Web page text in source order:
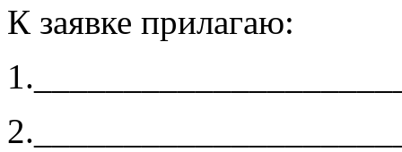
К заявке прилагаю: